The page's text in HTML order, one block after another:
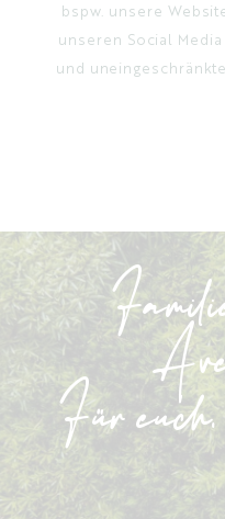
bspw. unsere
unseren Social
und
Für